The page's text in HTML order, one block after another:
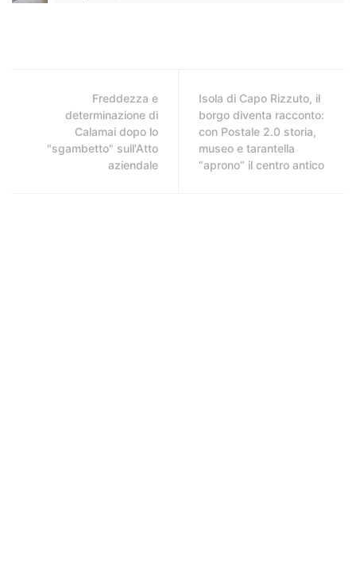
Freddezza e
determinazione di
Calamai dopo lo
"sgambetto" sull'Atto
aziendale
Isola di Capo Rizzuto, il
borgo diventa racconto:
con Postale 2.0 storia,
museo e tarantella
“aprono” il centro antico